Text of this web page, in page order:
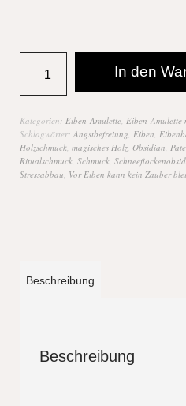
In den
Kategorien: Eiben-Amulette Eiben-Amulette
Schlagwörter: Angstbefreiung Eiben
Holzschmuck magisches Holz Obsidian
Ritualschmuck Schmuck
Stressabbau Vor Eiben kann kein Zauber
Beschreibung
Beschreibung